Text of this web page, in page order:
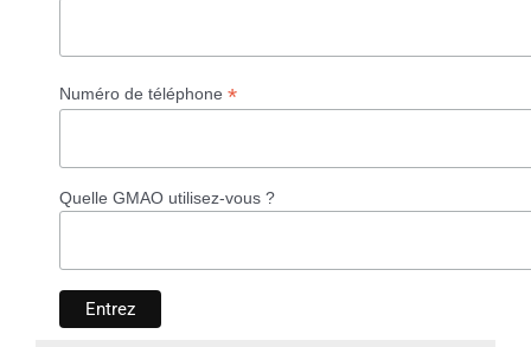
Numéro de téléphone *
Quelle GMAO utilisez-vous ?